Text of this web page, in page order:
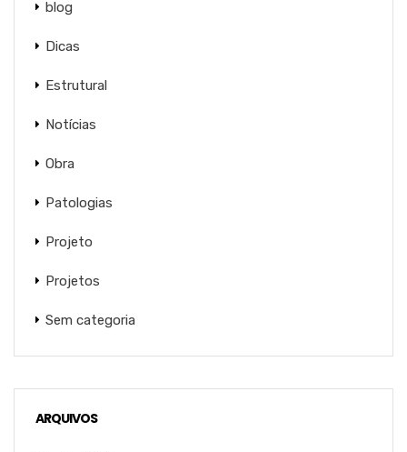
blog
Dicas
Estrutural
Notícias
Obra
Patologias
Projeto
Projetos
Sem categoria
ARQUIVOS